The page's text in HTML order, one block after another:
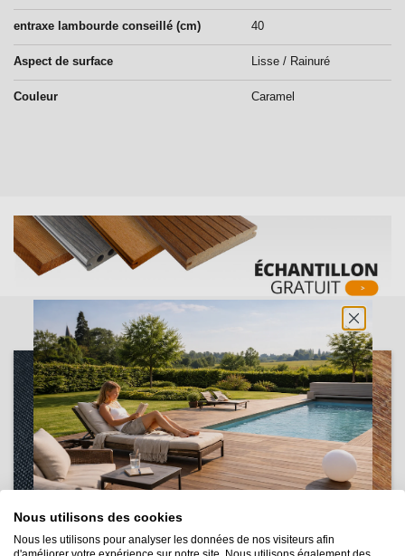
entraxe lambourde conseillé (cm) 40
Aspect de surface Lisse / Rainuré
Couleur Caramel
Nous utilisons des cookies
Nous les utilisons pour analyser les données de nos visiteurs afin